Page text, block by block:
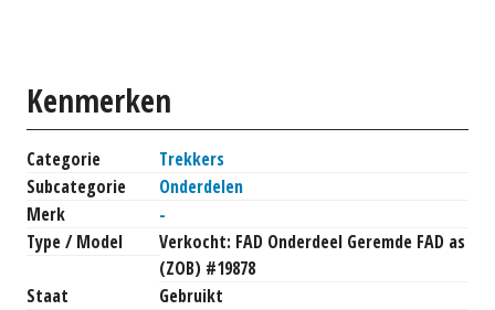
Kenmerken
Categorie
Trekkers
Subcategorie
Onderdelen
Merk
-
Type / Model
Verkocht: FAD Onderdeel Geremde FAD as
(ZOB) #19878
Staat
Gebruikt